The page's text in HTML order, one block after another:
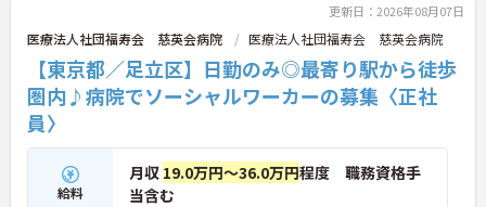
更新日：2026年08月07日
医療法人社団福寿会 慈英会病院 医療法人社団福寿会 慈英会病院
【東京都／足立区】日勤のみ◎最寄り駅から徒歩
圏内♪病院でソーシャルワーカーの募集〈正社
員〉
給料
月収 19.0万円～36.0万円程度 職務資格手
当含む